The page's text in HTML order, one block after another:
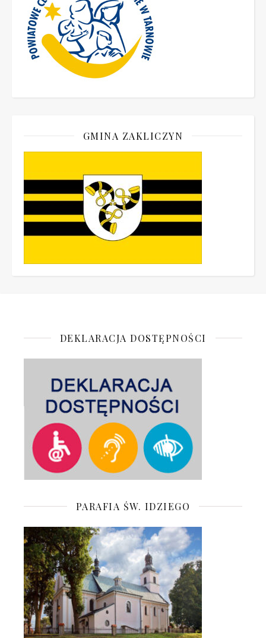
GMINA ZAKLICZYN
DEKLARACJA DOSTĘPNOŚCI
PARAFIA ŚW. IDZIEGO